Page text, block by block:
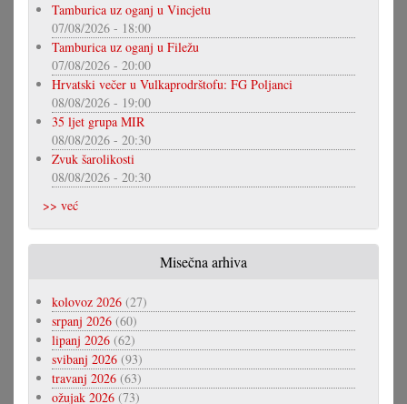
Tamburica uz oganj u Vincjetu
07/08/2026 - 18:00
Tamburica uz oganj u Filežu
07/08/2026 - 20:00
Hrvatski večer u Vulkaprodrštofu: FG Poljanci
08/08/2026 - 19:00
35 ljet grupa MIR
08/08/2026 - 20:30
Zvuk šarolikosti
08/08/2026 - 20:30
>> već
Misečna arhiva
kolovoz 2026 (27)
srpanj 2026 (60)
lipanj 2026 (62)
svibanj 2026 (93)
travanj 2026 (63)
ožujak 2026 (73)